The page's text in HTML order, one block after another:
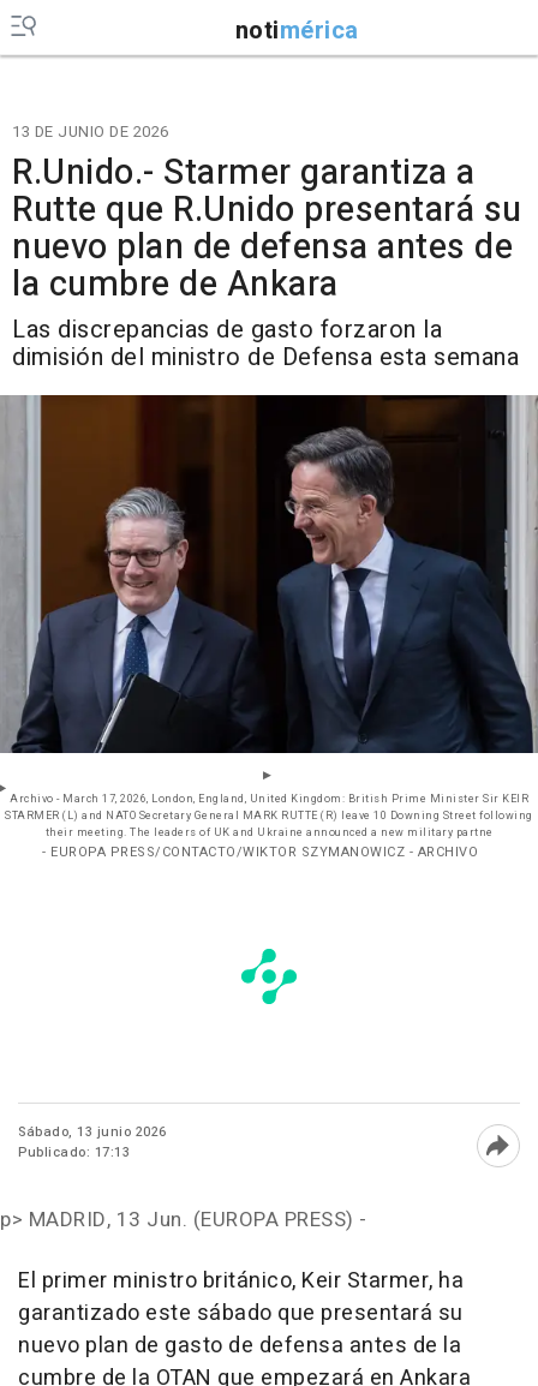
notimérica
13 DE JUNIO DE 2026
R.Unido.- Starmer garantiza a
Rutte que R.Unido presentará su
nuevo plan de defensa antes de
la cumbre de Ankara
Las discrepancias de gasto forzaron la
dimisión del ministro de Defensa esta semana
Archivo - March 17, 2026, London, England, United Kingdom: British Prime Minister Sir KEIR
STARMER (L) and NATO Secretary General MARK RUTTE (R) leave 10 Downing Street following
their meeting. The leaders of UK and Ukraine announced a new military partne
- EUROPA PRESS/CONTACTO/WIKTOR SZYMANOWICZ - ARCHIVO
Sábado, 13 junio 2026
Publicado: 17:13
p> MADRID, 13 Jun. (EUROPA PRESS) -
El primer ministro británico, Keir Starmer, ha
garantizado este sábado que presentará su
nuevo plan de gasto de defensa antes de la
cumbre de la OTAN que empezará en Ankara